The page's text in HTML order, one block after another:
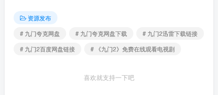
资源发布
# 九门夸克网盘
# 九门夸克网盘下载
# 九门2迅雷下载链接
# 九门2百度网盘链接
# 《九门2》免费在线观看电视剧
喜欢就支持一下吧